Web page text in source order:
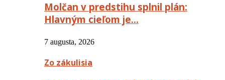
Molčan v predstihu splnil plán:
Hlavným cieľom je…
7 augusta, 2026
Zo zákulisia